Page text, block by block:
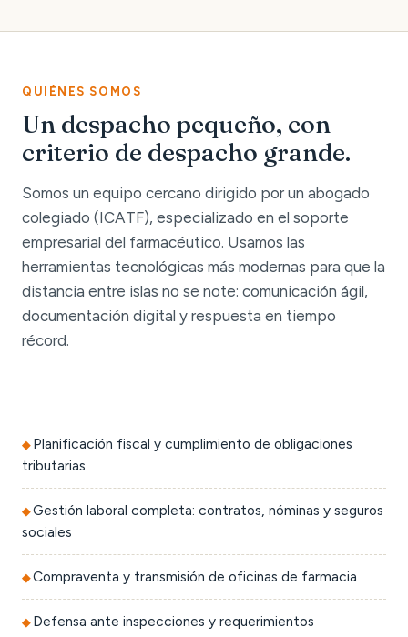
QUIÉNES SOMOS
Un despacho pequeño, con
criterio de despacho grande.
Somos un equipo cercano dirigido por un abogado
colegiado (ICATF), especializado en el soporte
empresarial del farmacéutico. Usamos las
herramientas tecnológicas más modernas para que la
distancia entre islas no se note: comunicación ágil,
documentación digital y respuesta en tiempo
récord.
Planificación fiscal y cumplimiento de obligaciones
tributarias
Gestión laboral completa: contratos, nóminas y seguros
sociales
Compraventa y transmisión de oficinas de farmacia
Defensa ante inspecciones y requerimientos